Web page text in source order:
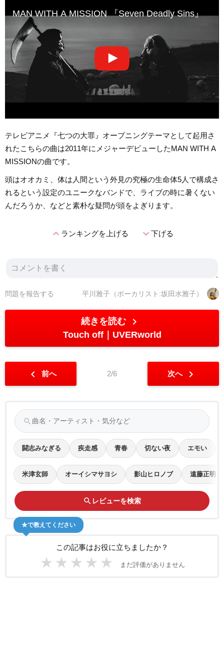
MAN WITH A MISSION 『Seven Deadly Sins』
テレビアニメ『七つの大罪』オープニングテーマとして起用さ
れたこちらの曲は2011年にメジャーデビューしたMAN WITH A
MISSIONの曲です。
頭はオオカミ、体は人間という外見の究極の生命体5人で構成さ
れるという設定のユニークなバンドで、ライブの時に暑くない
んだろうか、などと素朴な疑問が頭をよぎります。
expand_lessランキングを上げる expand_more下げる
平川雅子（ボーカリスト:坂田水雅子）
問題を報告する
続きを読む chevron_right
Touch off UVERworld
chevron_left 前へ 2/6 次へ chevron_right
search
闘志みなぎる 疾走感 青春 切ない夜 エモい
米津玄師 オーイシマサヨシ 影山ヒロノブ 遠藤正明
search レビューを検索
この記事はお役に立ちましたか？
★ ★ ★ ★ ★ まだ評価がありません
★で教えてください